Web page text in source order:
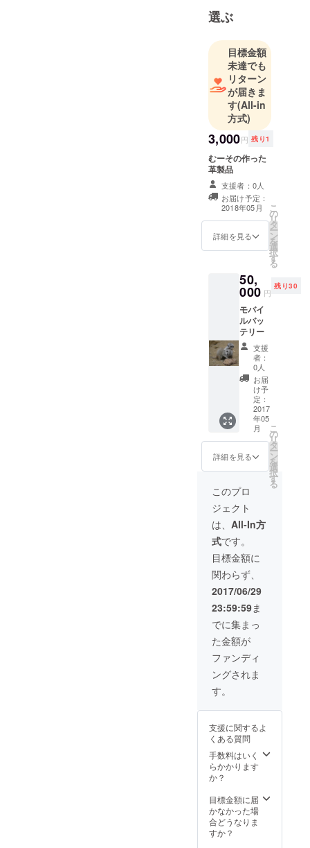
むーそで
やってます
ฅ*’ω’*ฅﾆｬﾝ♪
選ぶ
目標金額
未達でも
リターン
が届きま
す(All-in
方式)
3,000円 残り1
むーその作った
革製品
支援者：0人
お届け予定：
2018年05月
詳細を見る
こ
の
リ
タ
ー
ン
を
選
択
す
る
50,
000 円
残り30
モバイ
ルバッ
テリー
支援
者：
0人
お届
け予
定：
2017
年05
月
詳細を見る
こ
の
リ
タ
ー
ン
を
選
択
す
る
このプロ
ジェクト
は、 All-In方
式です。
目標金額に
関わらず、
2017/06/29
23:59:59ま
でに集まっ
た金額が
ファンディ
ングされま
す。
支援に関するよ
くある質問
手数料はいく
らかかります
か？
目標金額に届
かなかった場
合どうなりま
すか？